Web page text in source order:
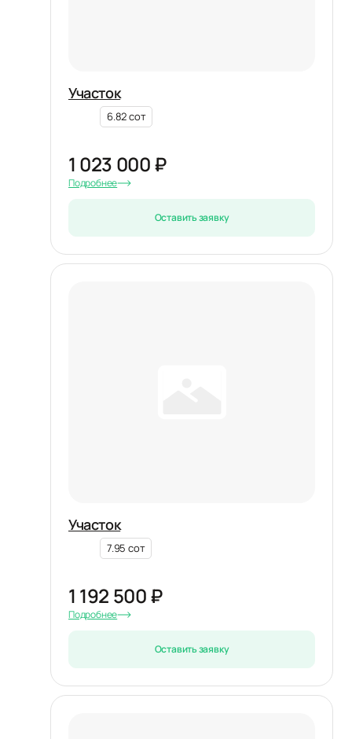
Участок
6.82 сот
1 023 000 ₽
Подробнее
Оставить заявку
Участок
7.95 сот
1 192 500 ₽
Подробнее
Оставить заявку